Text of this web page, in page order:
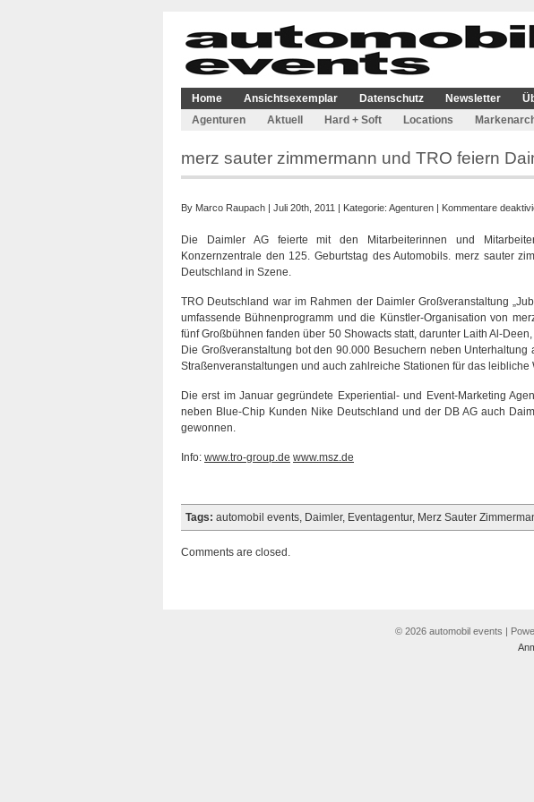
Home Ansichtsexemplar Datenschutz Newsletter
Agenturen
Aktuell Hard + Soft Locations
merz sauter zimmermann und TRO feiern
By Marco Raupach | Juli 20th, 2011 | Kategorie: Agenturen | Kommentare
Die Daimler AG feierte mit den Mitarbeiterinnen und
Konzernzentrale den 125. Geburtstag des Automobils. merz sauter
Deutschland in Szene.
TRO Deutschland war im Rahmen der Daimler Großveranstaltung
umfassende Bühnenprogramm und die Künstler-Organisation von
fünf Großbühnen fanden über 50 Showacts statt, darunter Laith Al-
Die Großveranstaltung bot den 90.000 Besuchern neben
Straßenveranstaltungen und auch zahlreiche Stationen für das leibliche
Die erst im Januar gegründete Experiential- und Event-Marketing
neben Blue-Chip Kunden Nike Deutschland und der DB AG auch
gewonnen.
Info: www.tro-group.de www.msz.de
Tags: automobil events, Daimler, Eventagentur, Merz Sauter
Comments are closed.
© 2026 automobil events |